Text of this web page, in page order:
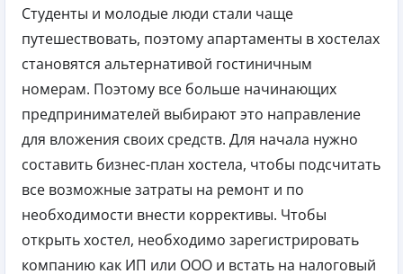
Студенты и молодые люди стали чаще
путешествовать, поэтому апартаменты в хостелах
становятся альтернативой гостиничным
номерам. Поэтому все больше начинающих
предпринимателей выбирают это направление
для вложения своих средств. Для начала нужно
составить бизнес-план хостела, чтобы подсчитать
все возможные затраты на ремонт и по
необходимости внести коррективы. Чтобы
открыть хостел, необходимо зарегистрировать
компанию как ИП или ООО и встать на налоговый